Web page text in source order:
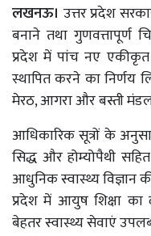
लखनऊ। उत्तर प्रदेश
बनाने तथा गुणवत्तापूर्ण
प्रदेश में पांच नए
स्थापित करने का निर्णय
मेरठ, आगरा और बस्ती
आधिकारिक सूत्रों के
सिद्ध और होम्योपैथी
आधुनिक स्वास्थ्य विज्ञान
प्रदेश में आयुष शिक्षा का
बेहतर स्वास्थ्य सेवाएं